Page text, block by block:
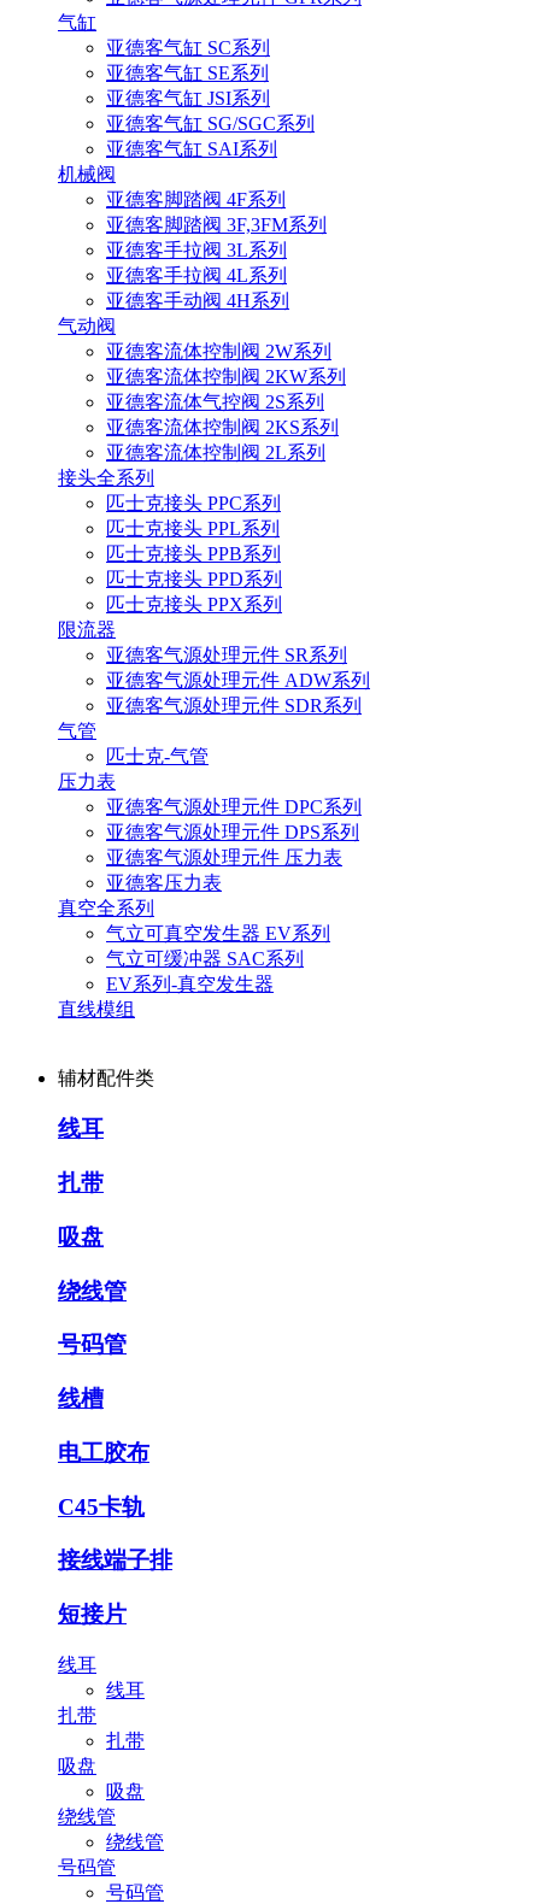
气缸
亚德客气缸 SC系列
亚德客气缸 SE系列
亚德客气缸 JSI系列
亚德客气缸 SG/SGC系列
亚德客气缸 SAI系列
机械阀
亚德客脚踏阀 4F系列
亚德客脚踏阀 3F,3FM系列
亚德客手拉阀 3L系列
亚德客手拉阀 4L系列
亚德客手动阀 4H系列
气动阀
亚德客流体控制阀 2W系列
亚德客流体控制阀 2KW系列
亚德客流体气控阀 2S系列
亚德客流体控制阀 2KS系列
亚德客流体控制阀 2L系列
接头全系列
匹士克接头 PPC系列
匹士克接头 PPL系列
匹士克接头 PPB系列
匹士克接头 PPD系列
匹士克接头 PPX系列
限流器
亚德客气源处理元件 SR系列
亚德客气源处理元件 ADW系列
亚德客气源处理元件 SDR系列
气管
匹士克-气管
压力表
亚德客气源处理元件 DPC系列
亚德客气源处理元件 DPS系列
亚德客气源处理元件 压力表
亚德客压力表
真空全系列
气立可真空发生器 EV系列
气立可缓冲器 SAC系列
EV系列-真空发生器
直线模组
辅材配件类
线耳
扎带
吸盘
绕线管
号码管
线槽
电工胶布
C45卡轨
接线端子排
短接片
线耳
线耳
扎带
扎带
吸盘
吸盘
绕线管
绕线管
号码管
号码管